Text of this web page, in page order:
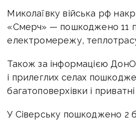
Миколаївку війська рф
«Смерч» — пошкоджено 11
електромережу,
Також за інформацією
і прилеглих селах
багатоповерхівки і
У Сіверську пошкоджено 2